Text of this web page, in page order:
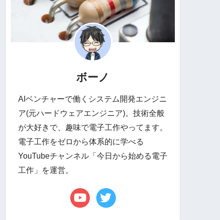
ボーノ
AIベンチャーで働くシステム開発エンジニ
ア(元ハードウェアエンジニア)。技術全般
が大好きで、趣味で電子工作やってます。
電子工作をゼロから体系的に学べる
YouTubeチャンネル「今日から始める電子
工作」を運営。